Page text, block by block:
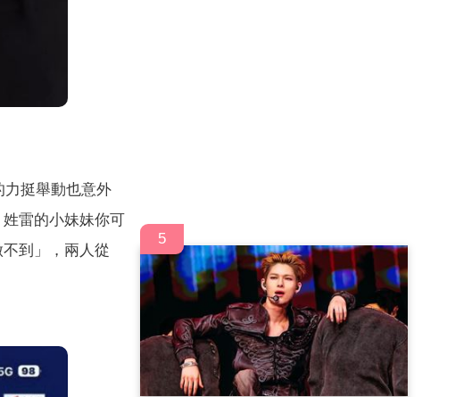
力挺舉動也意外
雷的小妹妹你可
到」，兩人從
5